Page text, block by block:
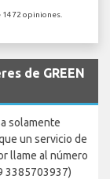
1472 opiniones.
de GREEN
solamente
un servicio de
llame al número
3385703937)